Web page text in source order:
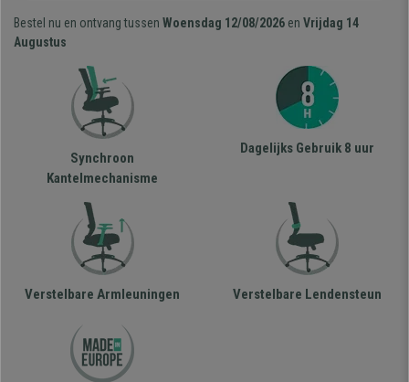
Bestel nu en ontvang tussen Woensdag 12/08/2026 en Vrijdag 14
Augustus
Synchroon
Kantelmechanisme
Dagelijks Gebruik 8 uur
Verstelbare Armleuningen Verstelbare Lendensteun